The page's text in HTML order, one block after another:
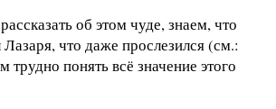
об этом чуде, знаем, что
что даже прослезился (см.:
трудно понять всё значение этого